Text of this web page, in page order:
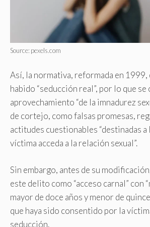
Source: pexels.com
Así, la normativa, reformada en 1999,
habido “seducción real”, por lo que se
aprovechamiento “de la imnadurez
de cortejo, como falsas promesas,
actitudes cuestionables “destinadas a
víctima acceda a la relación sexual”.
Sin embargo, antes de su
este delito como “acceso carnal” con
mayor de doce años y menor de
que haya sido consentido por la
seducción.